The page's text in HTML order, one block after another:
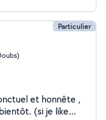
Particulier
et honnête ,
(si je like